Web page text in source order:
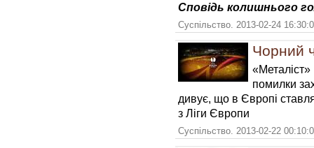
Сповідь колишнього
Суспільство. 2013-02-24
Чорний
«Металіст»
помилки
дивує, що в Європі
з Ліги Європи
Суспільство. 2013-02-22